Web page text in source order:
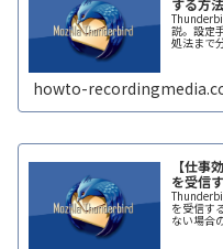
する方
説。設定
処法まで
howto-
【仕
を受信
を受信す
ない場合